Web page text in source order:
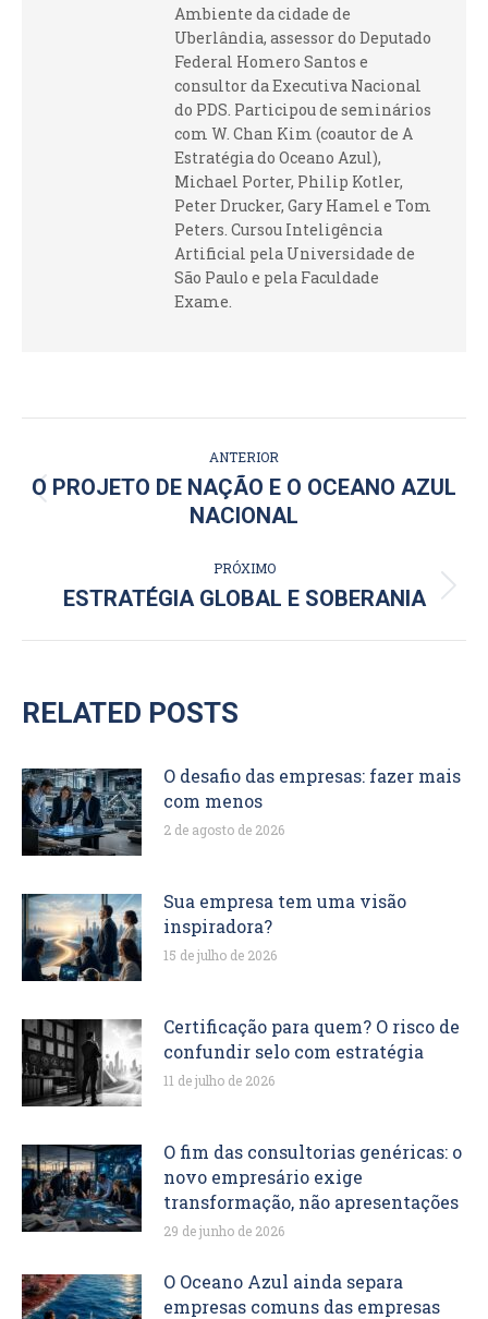
Ambiente da cidade de
Uberlândia, assessor do Deputado
Federal Homero Santos e
consultor da Executiva Nacional
do PDS. Participou de seminários
com W. Chan Kim (coautor de A
Estratégia do Oceano Azul),
Michael Porter, Philip Kotler,
Peter Drucker, Gary Hamel e Tom
Peters. Cursou Inteligência
Artificial pela Universidade de
São Paulo e pela Faculdade
Exame.
DE
ANTERIOR
Post
anterior:
O PROJETO DE NAÇÃO E O OCEANO AZUL
NACIONAL
PRÓXIMO
Próximo
ESTRATÉGIA GLOBAL E SOBERANIA
RELATED POSTS
O desafio das empresas: fazer mais
com menos
2 de agosto de 2026
Sua empresa tem uma visão
inspiradora?
15 de julho de 2026
Certificação para quem? O risco de
confundir selo com estratégia
11 de julho de 2026
O fim das consultorias genéricas: o
novo empresário exige
transformação, não apresentações
29 de junho de 2026
O Oceano Azul ainda separa
empresas comuns das empresas